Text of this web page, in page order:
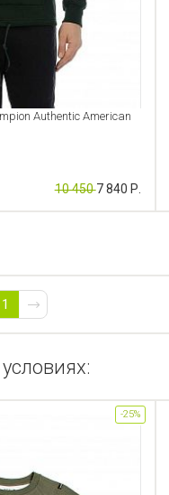
Authentic American
10 4507 840 Р.
1
-25%